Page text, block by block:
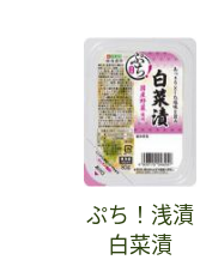
ぷち！浅漬
白菜漬